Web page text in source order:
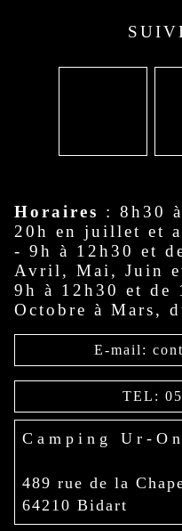
Horaires : 8h30
20h en juillet et
- 9h à 12h30 et
Avril, Mai, Juin
9h à 12h30 et de
Octobre à Mars,
E-mail:
TEL:
Camping Ur-
489 rue de la
64210 Bidart